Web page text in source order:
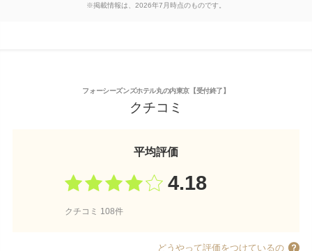
※掲載情報は、2026年7月時点のものです。
フォーシーズンズホテル丸の内東京【受付終了】
クチコミ
平均評価
4.18
クチコミ 108件
どうやって評価をつけているの